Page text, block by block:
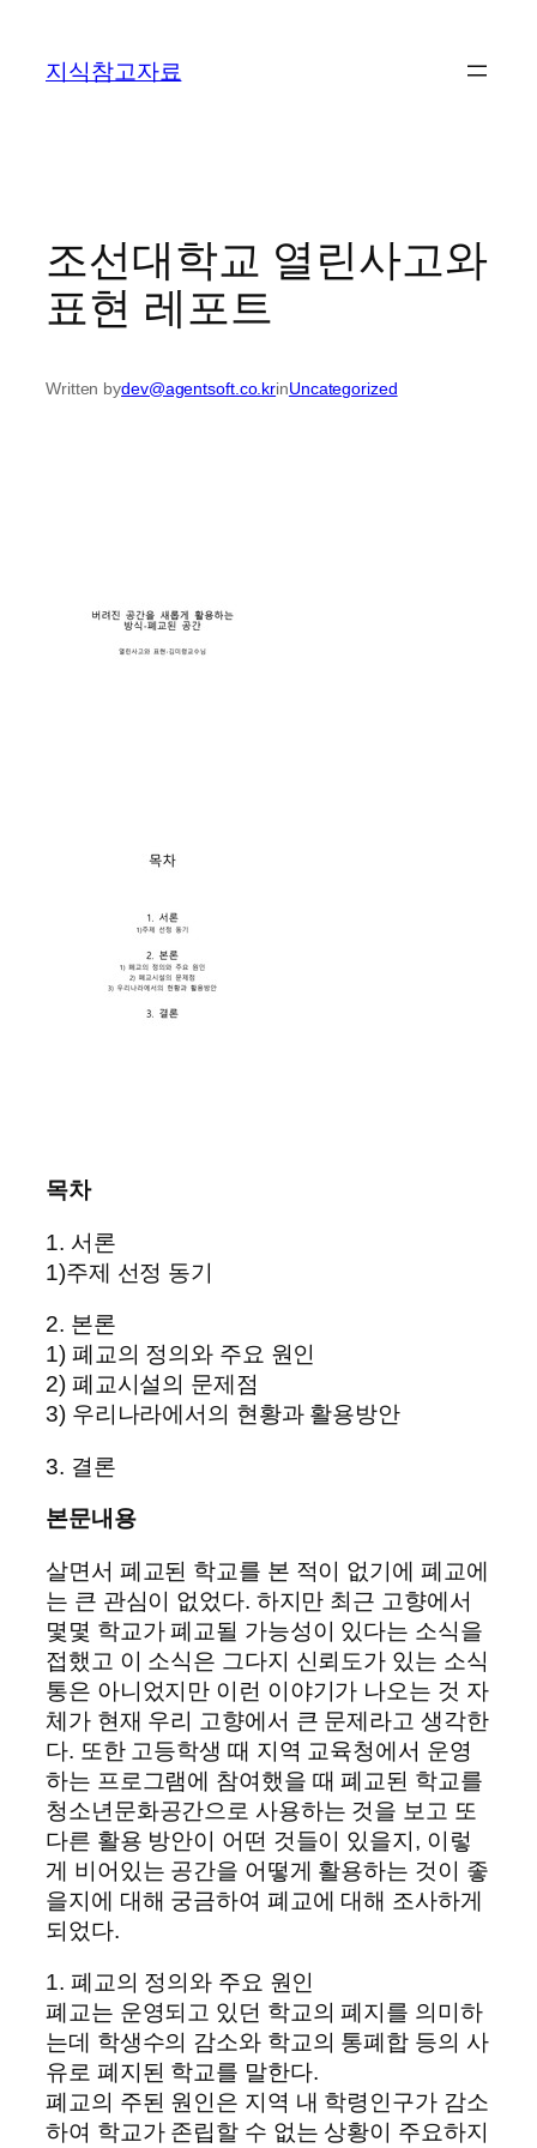
지식참고자료
조선대학교 열린사고와
표현 레포트
Written bydev@agentsoft.co.krinUncategorized
목차
1. 서론
1)주제 선정 동기
2. 본론
1) 폐교의 정의와 주요 원인
2) 폐교시설의 문제점
3) 우리나라에서의 현황과 활용방안
3. 결론
본문내용
살면서 폐교된 학교를 본 적이 없기에 폐교에
는 큰 관심이 없었다. 하지만 최근 고향에서
몇몇 학교가 폐교될 가능성이 있다는 소식을
접했고 이 소식은 그다지 신뢰도가 있는 소식
통은 아니었지만 이런 이야기가 나오는 것 자
체가 현재 우리 고향에서 큰 문제라고 생각한
다. 또한 고등학생 때 지역 교육청에서 운영
하는 프로그램에 참여했을 때 폐교된 학교를
청소년문화공간으로 사용하는 것을 보고 또
다른 활용 방안이 어떤 것들이 있을지, 이렇
게 비어있는 공간을 어떻게 활용하는 것이 좋
을지에 대해 궁금하여 폐교에 대해 조사하게
되었다.
1. 폐교의 정의와 주요 원인
폐교는 운영되고 있던 학교의 폐지를 의미하
는데 학생수의 감소와 학교의 통폐합 등의 사
유로 폐지된 학교를 말한다.
폐교의 주된 원인은 지역 내 학령인구가 감소
하여 학교가 존립할 수 없는 상황이 주요하지